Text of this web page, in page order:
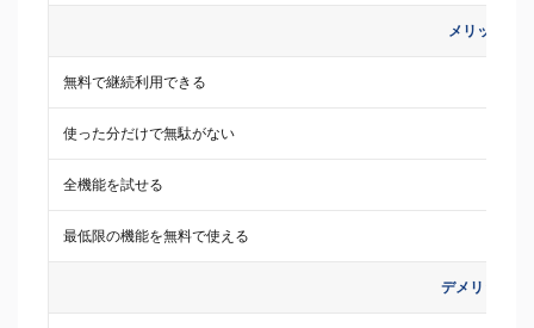
メリット
無料で継続利用できる
使った分だけで無駄がない
全機能を試せる
最低限の機能を無料で使える
デメリット